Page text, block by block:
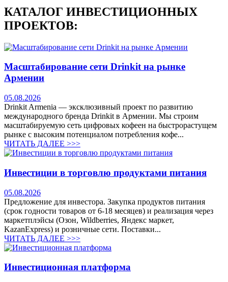
КАТАЛОГ ИНВЕСТИЦИОННЫХ
ПРОЕКТОВ:
Масштабирование сети Drinkit на рынке
Армении
05.08.2026
Drinkit Armenia — эксклюзивный проект по развитию
международного бренда Drinkit в Армении. Мы строим
масштабируемую сеть цифровых кофеен на быстрорастущем
рынке с высоким потенциалом потребления кофе...
ЧИТАТЬ ДАЛЕЕ >>>
Инвестиции в торговлю продуктами питания
05.08.2026
Предложение для инвестора. Закупка продуктов питания
(срок годности товаров от 6-18 месяцев) и реализация через
маркетплэйсы (Озон, Wildberries, Яндекс маркет,
KazanExpress) и розничные сети. Поставки...
ЧИТАТЬ ДАЛЕЕ >>>
Инвестиционная платформа